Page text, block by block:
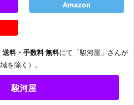
Amazon
送料・手数料 無料にて「駿河屋」さんが
を除く）。
駿河屋